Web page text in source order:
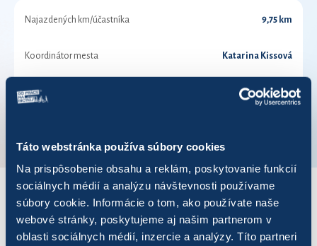
Táto webstránka používa súbory cookies
Na prispôsobenie obsahu a reklám, poskytovanie funkcií
sociálnych médií a analýzu návštevnosti používame
súbory cookie. Informácie o tom, ako používate naše
webové stránky, poskytujeme aj našim partnerom v
oblasti sociálnych médií, inzercie a analýzy. Títo partneri
Najazdených km/účastníka 9,75 km
Koordinátor mesta Katarina Kissová
Telefónne číslo 0918780198
VÝSLEDKY PRE ROK 2021